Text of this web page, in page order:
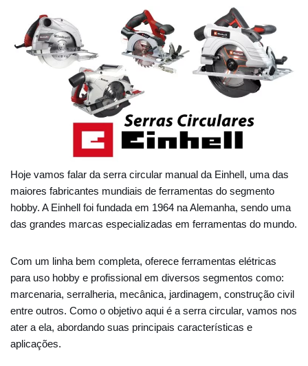
Hoje vamos falar da serra circular manual da Einhell, uma das
maiores fabricantes mundiais de ferramentas do segmento
hobby. A Einhell foi fundada em 1964 na Alemanha, sendo uma
das grandes marcas especializadas em ferramentas do mundo.
Com um linha bem completa, oferece ferramentas elétricas
para uso hobby e profissional em diversos segmentos como:
marcenaria, serralheria, mecânica, jardinagem, construção civil
entre outros. Como o objetivo aqui é a serra circular, vamos nos
ater a ela, abordando suas principais características e
aplicações.